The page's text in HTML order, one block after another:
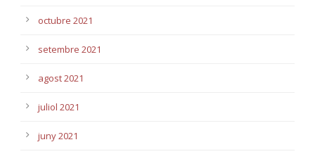
octubre 2021
setembre 2021
agost 2021
juliol 2021
juny 2021